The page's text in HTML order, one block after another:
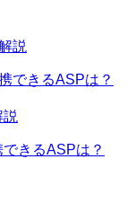
できるASPは？
きるASPは？